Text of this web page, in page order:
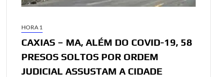
HORA 1
CAXIAS – MA, ALÉM DO COVID-19, 58
PRESOS SOLTOS POR ORDEM
JUDICIAL ASSUSTAM A CIDADE